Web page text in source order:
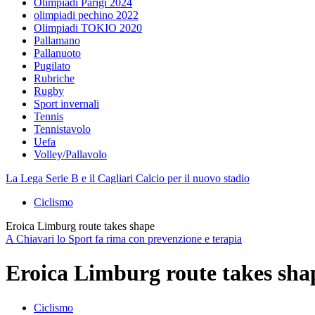
Olimpiadi Parigi 2024
olimpiadi pechino 2022
Olimpiadi TOKIO 2020
Pallamano
Pallanuoto
Pugilato
Rubriche
Rugby
Sport invernali
Tennis
Tennistavolo
Uefa
Volley/Pallavolo
La Lega Serie B e il Cagliari Calcio per il nuovo stadio
Ciclismo
Eroica Limburg route takes shape
A Chiavari lo Sport fa rima con prevenzione e terapia
Eroica Limburg route takes
Ciclismo